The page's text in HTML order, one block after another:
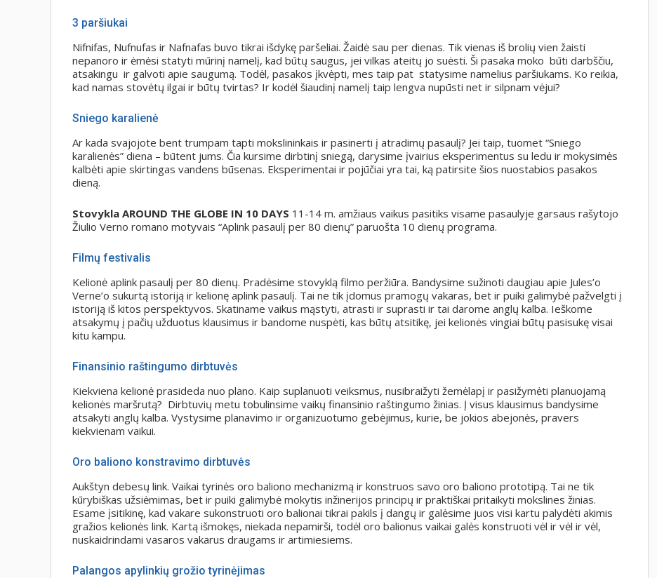
3 paršiukai
Nifnifas, Nufnufas ir Nafnafas buvo tikrai išdykę paršeliai. Žaidė sau per dienas. Tik vienas iš brolių vien žaisti
nepanoro ir ėmėsi statyti mūrinį namelį, kad būtų saugus, jei vilkas ateitų jo suėsti. Ši pasaka moko būti darbščiu,
atsakingu ir galvoti apie saugumą. Todėl, pasakos įkvėpti, mes taip pat statysime namelius paršiukams. Ko reikia,
kad namas stovėtų ilgai ir būtų tvirtas? Ir kodėl šiaudinį namelį taip lengva nupūsti net ir silpnam vėjui?
Sniego karalienė
Ar kada svajojote bent trumpam tapti mokslininkais ir pasinerti į atradimų pasaulį? Jei taip, tuomet “Sniego
karalienės” diena – būtent jums. Čia kursime dirbtinį sniegą, darysime įvairius eksperimentus su ledu ir mokysimės
kalbėti apie skirtingas vandens būsenas. Eksperimentai ir pojūčiai yra tai, ką patirsite šios nuostabios pasakos
dieną.
Stovykla AROUND THE GLOBE IN 10 DAYS 11-14 m. amžiaus vaikus pasitiks visame pasaulyje garsaus rašytojo
Žiulio Verno romano motyvais “Aplink pasaulį per 80 dienų” paruošta 10 dienų programa.
Filmų festivalis
Kelionė aplink pasaulį per 80 dienų. Pradėsime stovyklą filmo peržiūra. Bandysime sužinoti daugiau apie Jules’o
Verne’o sukurtą istoriją ir kelionę aplink pasaulį. Tai ne tik įdomus pramogų vakaras, bet ir puiki galimybė pažvelgti į
istoriją iš kitos perspektyvos. Skatiname vaikus mąstyti, atrasti ir suprasti ir tai darome anglų kalba. Ieškome
atsakymų į pačių užduotus klausimus ir bandome nuspėti, kas būtų atsitikę, jei kelionės vingiai būtų pasisukę visai
kitu kampu.
Finansinio raštingumo dirbtuvės
Kiekviena kelionė prasideda nuo plano. Kaip suplanuoti veiksmus, nusibraižyti žemėlapį ir pasižymėti planuojamą
kelionės maršrutą? Dirbtuvių metu tobulinsime vaikų finansinio raštingumo žinias. Į visus klausimus bandysime
atsakyti anglų kalba. Vystysime planavimo ir organizuotumo gebėjimus, kurie, be jokios abejonės, pravers
kiekvienam vaikui.
Oro baliono konstravimo dirbtuvės
Aukštyn debesų link. Vaikai tyrinės oro baliono mechanizmą ir konstruos savo oro baliono prototipą. Tai ne tik
kūrybiškas užsiėmimas, bet ir puiki galimybė mokytis inžinerijos principų ir praktiškai pritaikyti mokslines žinias.
Esame įsitikinę, kad vakare sukonstruoti oro balionai tikrai pakils į dangų ir galėsime juos visi kartu palydėti akimis
gražios kelionės link. Kartą išmokęs, niekada nepamirši, todėl oro balionus vaikai galės konstruoti vėl ir vėl ir vėl,
nuskaidrindami vasaros vakarus draugams ir artimiesiems.
Palangos apylinkių grožio tyrinėjimas